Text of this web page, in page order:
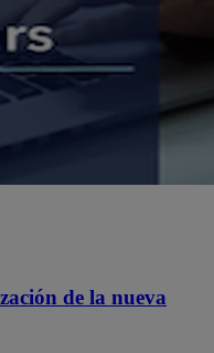
de la nueva